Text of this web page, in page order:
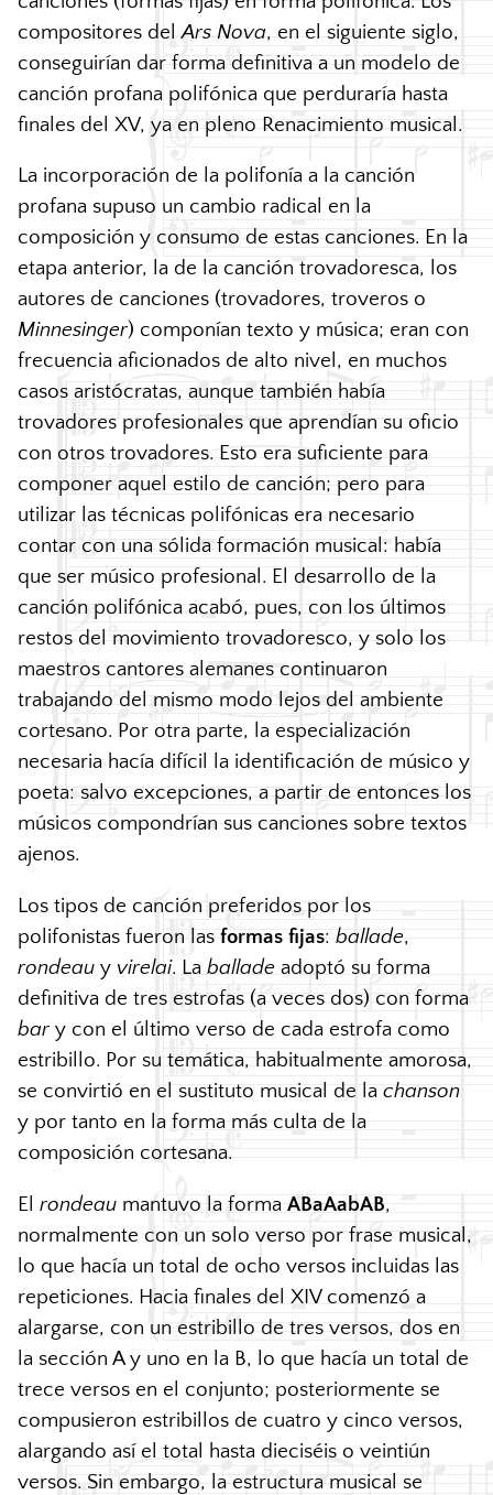
compositores delArs Nova, en el siguiente siglo,
conseguirían dar forma definitiva a un modelo de
canción profana polifónica que perduraría hasta
finales del XV, ya en pleno Renacimiento musical.
La incorporación de la polifonía a la canción
profana supuso un cambio radical en la
composición y consumo de estas canciones. En la
etapa anterior, la de la canción trovadoresca, los
autores de canciones (trovadores, troveros o
Minnesinger) componían texto y música; eran con
frecuencia aficionados de alto nivel, en muchos
casos aristócratas, aunque también había
trovadores profesionales que aprendían su oficio
con otros trovadores. Esto era suficiente para
componer aquel estilo de canción; pero para
utilizar las técnicas polifónicas era necesario
contar con una sólida formación musical: había
que ser músico profesional. El desarrollo de la
canción polifónica acabó, pues, con los últimos
restos del movimiento trovadoresco, y solo los
maestros cantores alemanes continuaron
trabajando del mismo modo lejos del ambiente
cortesano. Por otra parte, la especialización
necesaria hacía difícil la identificación de músico y
poeta: salvo excepciones, a partir de entonces los
músicos compondrían sus canciones sobre textos
ajenos.
Los tipos de canción preferidos por los
polifonistas fueron las formas fijas: ballade,
rondeau y virelai. La ballade adoptó su forma
definitiva de tres estrofas (a veces dos) con forma
bar y con el último verso de cada estrofa como
estribillo. Por su temática, habitualmente amorosa,
se convirtió en el sustituto musical de la chanson
y por tanto en la forma más culta de la
composición cortesana.
El rondeau mantuvo la forma ABaAabAB,
normalmente con un solo verso por frase musical,
lo que hacía un total de ocho versos incluidas las
repeticiones. Hacia finales del XIVcomenzó a
alargarse, con un estribillo de tres versos, dos en
la sección A y uno en la B, lo que hacía un total de
trece versos en el conjunto; posteriormente se
compusieron estribillos de cuatro y cinco versos,
alargando así el total hasta dieciséis o veintiún
versos. Sin embargo, la estructura musical se